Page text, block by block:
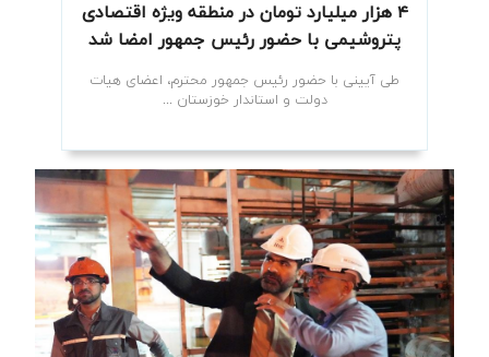
۴ هزار میلیارد تومان در منطقه ویژه اقتصادی
پتروشیمی با حضور رئیس جمهور امضا شد
طی آیینی با حضور رئیس جمهور محترم، اعضای هیات
دولت و استاندار خوزستان ...